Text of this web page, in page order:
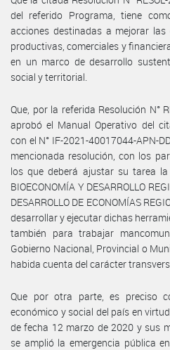
del referido Programa, tiene
acciones destinadas a mejorar las
productivas, comerciales y
en un marco de desarrollo
social y territorial.
Que, por la referida Resolución N°
aprobó el Manual Operativo del
con el N° IF-2021-40017044-APN-
mencionada resolución, con los
los que deberá ajustar su tarea la
BIOECONOMÍA Y DESARROLLO
DESARROLLO DE ECONOMÍAS
desarrollar y ejecutar dichas
también para trabajar
Gobierno Nacional, Provincial o
habida cuenta del carácter
Que por otra parte, es preciso
económico y social del país en
de fecha 12 marzo de 2020 y sus
se amplió la emergencia pública